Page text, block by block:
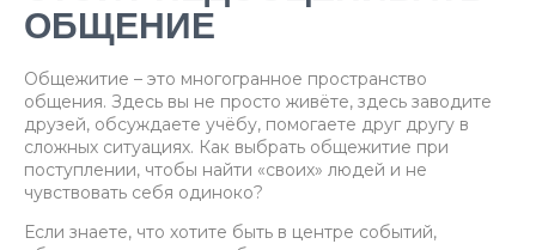
ОБЩЕНИЕ
Общежитие – это многогранное пространство
общения. Здесь вы не просто живёте, здесь заводите
друзей, обсуждаете учёбу, помогаете друг другу в
сложных ситуациях. Как выбрать общежитие при
поступлении, чтобы найти «своих» людей и не
чувствовать себя одиноко?
Если знаете, что хотите быть в центре событий,